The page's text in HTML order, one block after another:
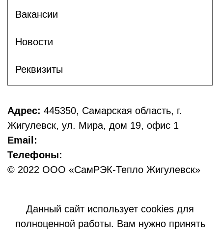
Вакансии
Новости
Реквизиты
Адрес: 445350, Самарская область, г.
Жигулевск, ул. Мира, дом 19, офис 1
Email:
Телефоны:
© 2022 ООО «СамРЭК-Тепло Жигулевск»
Данный сайт использует cookies для
полноценной работы. Вам нужно принять